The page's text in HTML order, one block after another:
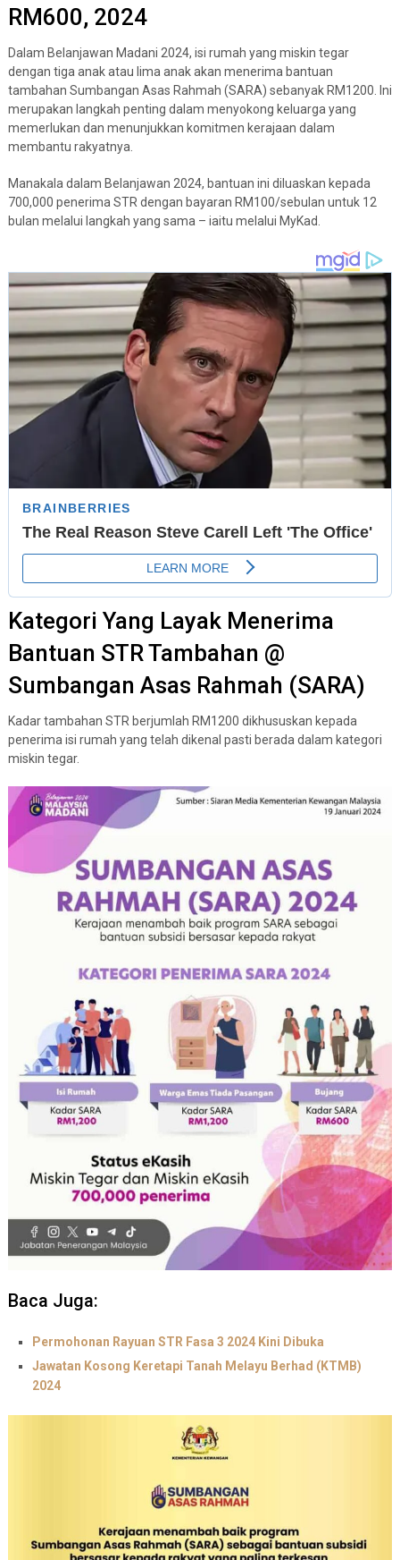
RM600, 2024
Dalam Belanjawan Madani 2024, isi rumah yang miskin tegar
dengan tiga anak atau lima anak akan menerima bantuan
tambahan Sumbangan Asas Rahmah (SARA) sebanyak RM1200. Ini
merupakan langkah penting dalam menyokong keluarga yang
memerlukan dan menunjukkan komitmen kerajaan dalam
membantu rakyatnya.
Manakala dalam Belanjawan 2024, bantuan ini diluaskan kepada
700,000 penerima STR dengan bayaran RM100/sebulan untuk 12
bulan melalui langkah yang sama – iaitu melalui MyKad.
Kategori Yang Layak Menerima
Bantuan STR Tambahan @
Sumbangan Asas Rahmah (SARA)
Kadar tambahan STR berjumlah RM1200 dikhususkan kepada
penerima isi rumah yang telah dikenal pasti berada dalam kategori
miskin tegar.
Baca Juga:
Permohonan Rayuan STR Fasa 3 2024 Kini Dibuka
Jawatan Kosong Keretapi Tanah Melayu Berhad (KTMB)
2024